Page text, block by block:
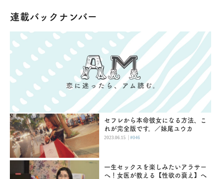
連載バックナンバー
セフレから本命彼女になる方法、こ
れが完全版です。／妹尾ユウカ
2023.06.15 |#046
一生セックスを楽しみたいアラサー
へ！女医が教える【性欲の衰え】へ